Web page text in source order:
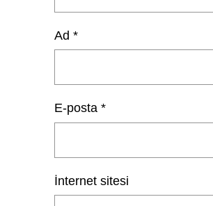
Ad *
E-posta *
İnternet sitesi